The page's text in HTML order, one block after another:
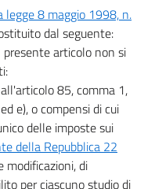
8 maggio 1998, n.
dal seguente:
presente articolo non si
85, comma 1,
e), o compensi di cui
delle imposte sui
della Repubblica 22
modificazioni, di
per ciascuno studio di